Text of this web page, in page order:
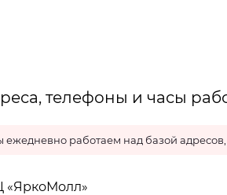
телефоны и часы
ежедневно работаем над базой
«ЯркоМолл»